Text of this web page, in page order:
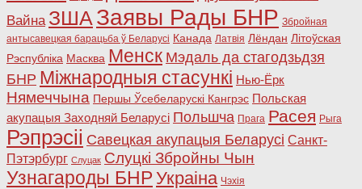
Вайна ЗША Заявы Рады БНР Збройная
антысавецкая барацьба ў Беларусі Канада Латвія Лёндан Літоўская
Рэспубліка Масква Менск Мэдаль да стагодзьдзя
БНР Міжнародныя стасункі Нью-Ёрк
Нямеччына Першы Ўсебеларускі Кангрэс Польская
акупацыя Заходняй Беларусі Польшча Прага Расея Рыга
Рэпрэсіі Савецкая акупацыя Беларусі Санкт-
Пэтэрбург Слуцак Слуцкі Збройны Чын
Узнагароды БНР Украіна Чэхія